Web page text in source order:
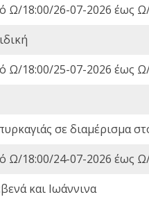
Ω/18:00/26-07-2026 έως
Ω/18:00/25-07-2026 έως
σε διαμέρισμα
Ω/18:00/24-07-2026 έως
και Ιωάννινα